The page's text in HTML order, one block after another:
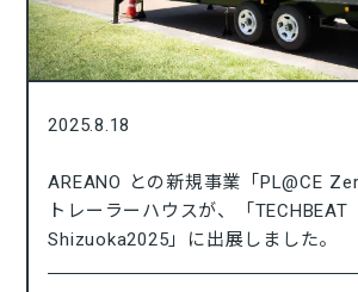
2025.8.18
AREANO との新規事業「PL@CE
トレーラーハウスが、「TECHBEAT
Shizuoka2025」に出展しました。